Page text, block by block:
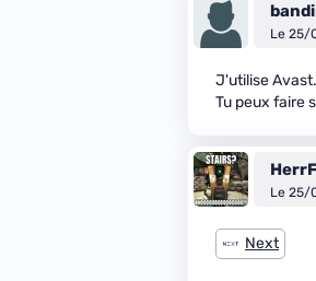
Le 25/
J'utilise Avast.
Tu peux faire
Le 25/
Next